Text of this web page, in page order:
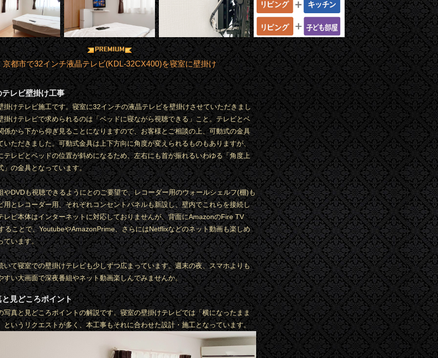
京都市で32インチ液晶テレビ(KDL-32CX400)を寝室に壁掛け
レビ壁掛け工事
掛けテレビ施工です。寝室に32インチの液晶テレビを壁掛けさせていただきまし
掛けテレビで求められるのは「ベッドに寝ながら視聴できる」こと。テレビとベ
係から下から仰ぎ見ることになりますので、お客様とご相談の上、可動式の金具
いただきました。可動式金具は上下方向に角度が変えられるものもありますが、
テレビとベッドの位置が斜めになるため、左右にも首が振れるいわゆる「角度上
」の金具となっています。
やDVDも視聴できるようにとのご要望で、レコーダー用のウォールシェルフ(棚)も
用とレコーダー用、それぞれコンセントパネルも新設し、壁内でこれらを接続し
レビ本体はインターネットに対応しておりませんが、背面にAmazonのFire TV
ることで、YoutubeやAmazonPrime、さらにはNetflixなどのネット動画も楽しめ
ています。
いて寝室での壁掛けテレビも少しずつ広まっています。週末の夜、スマホよりも
すい大画面で深夜番組やネット動画楽しんでみませんか。
見どころポイント
写真と見どころポイントの解説です。寝室の壁掛けテレビでは「横になったまま
というリクエストが多く、本工事もそれに合わせた設計・施工となっています。